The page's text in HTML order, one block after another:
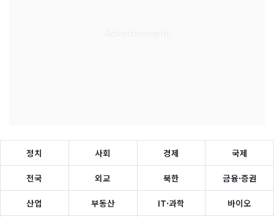
정치 사회 경제 국제
전국 외교 북한 금융·증권
산업 부동산 IT·과학 바이오